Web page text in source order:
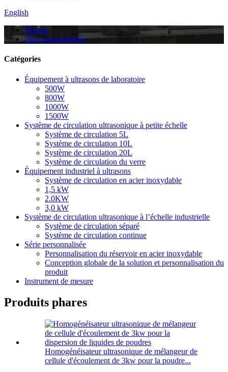
English
Maison
Série personnalisée
Catégories
Équipement à ultrasons de laboratoire
500W
800W
1000W
1500W
Système de circulation ultrasonique à petite échelle
Système de circulation 5L
Système de circulation 10L
Système de circulation 20L
Système de circulation du verre
Équipement industriel à ultrasons
Système de circulation en acier inoxydable
1,5 kW
2.0KW
3,0 kW
Système de circulation ultrasonique à l’échelle industrielle
Système de circulation séparé
Système de circulation continue
Série personnalisée
Personnalisation du réservoir en acier inoxydable
Conception globale de la solution et personnalisation du
produit
Instrument de mesure
Produits phares
Homogénéisateur ultrasonique de mélangeur de
cellule d'écoulement de 3kw pour la poudre...